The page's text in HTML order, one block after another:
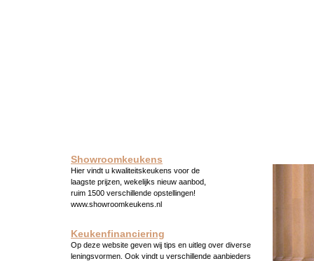
Showroomkeukens
Hier vindt u kwaliteitskeukens voor de
laagste prijzen, wekelijks nieuw aanbod,
ruim 1500 verschillende opstellingen!
www.showroomkeukens.nl
Keukenfinanciering
Op deze website geven wij tips en uitleg over diverse
leningsvormen. Ook vindt u verschillende aanbieders